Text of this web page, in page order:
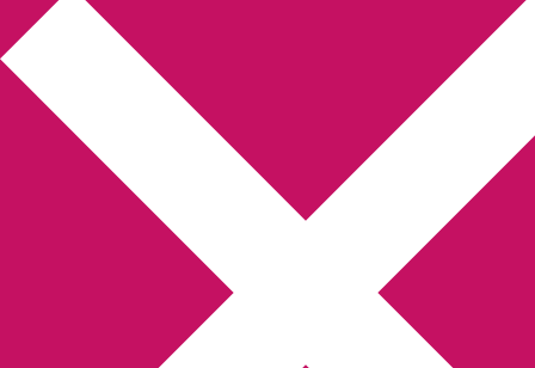
Annikas litteratur-
och kulturblogg
Deckare, kriminalromaner, thrillers
Hem Författarfemman
Webbshop Amazon
Bokbloggsjerka Bloggmaraton
Kriminalroman Min tv-blogg